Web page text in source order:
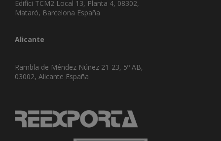
Edifici TCM2 Local 13, Planta 4, 08302,
Mataró, Barcelona España
Alicante
Rambla de Méndez Núñez 21-23, 5º AB,
03002, Alicante España